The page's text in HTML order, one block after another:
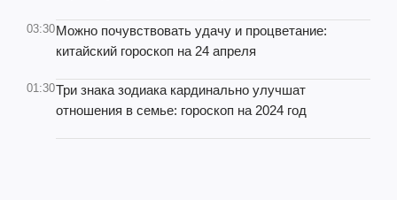
03:30Можно почувствовать удачу и процветание:
китайский гороскоп на 24 апреля
01:30Три знака зодиака кардинально улучшат
отношения в семье: гороскоп на 2024 год